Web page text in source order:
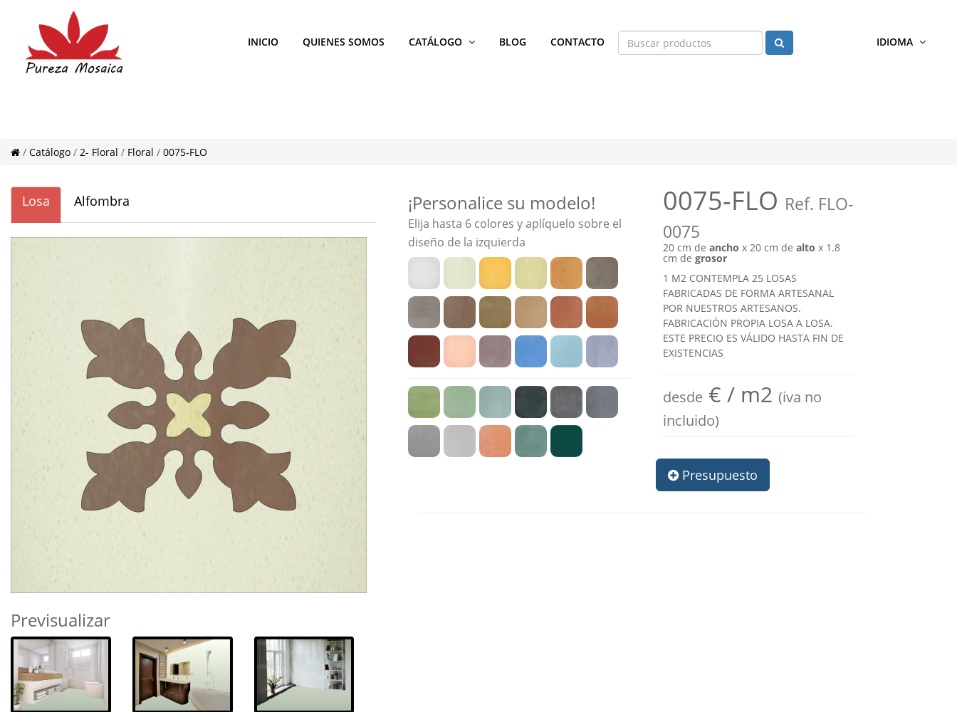
INICIO QUIENES SOMOS CATÁLOGO BLOG CONTACTO IDIOMA
/ Catálogo / 2- Floral / Floral / 0075-FLO
Losa Alfombra
Previsualizar
¡Personalice su modelo!
Elija hasta 6 colores y aplíquelo sobre el
diseño de la izquierda
0075-FLO Ref. FLO-
0075
20 cm de ancho x 20 cm de alto x 1.8
cm de grosor
1 M2 CONTEMPLA 25 LOSAS
FABRICADAS DE FORMA ARTESANAL
POR NUESTROS ARTESANOS.
FABRICACIÓN PROPIA LOSA A LOSA.
ESTE PRECIO ES VÁLIDO HASTA FIN DE
EXISTENCIAS
desde € / m2 (iva no
incluido)
Presupuesto